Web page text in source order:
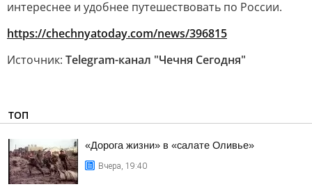
интереснее и удобнее путешествовать по России.
https://chechnyatoday.com/news/396815
Источник: Telegram-канал "Чечня Сегодня"
ТОП
«Дорога жизни» в «салате Оливье»
Вчера, 19:40